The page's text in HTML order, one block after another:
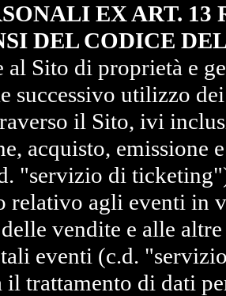
EX ART. 13
DEL CODICE
al Sito di proprietà e
successivo utilizzo
il Sito, ivi
acquisto, emissione
"servizio di
relativo agli eventi in
vendite e alle
tali eventi (c.d.
il trattamento di dati